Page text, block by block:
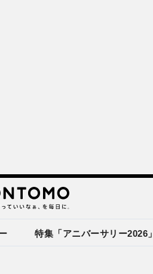
特集「アニバーサリー2026」